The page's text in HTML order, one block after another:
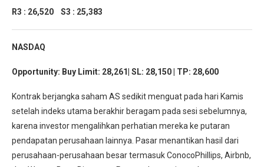
R3 : 26,520 S3 : 25,383
NASDAQ
Opportunity: Buy Limit: 28,261| SL: 28,150 | TP: 28,600
Kontrak berjangka saham AS sedikit menguat pada hari Kamis
setelah indeks utama berakhir beragam pada sesi sebelumnya,
karena investor mengalihkan perhatian mereka ke putaran
pendapatan perusahaan lainnya. Pasar menantikan hasil dari
perusahaan-perusahaan besar termasuk ConocoPhillips, Airbnb,